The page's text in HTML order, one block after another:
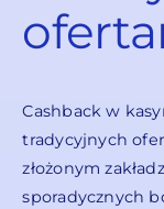
Cashback w
tradycyjnych
złożonym
sporadycznych